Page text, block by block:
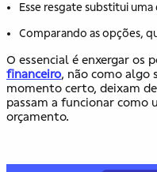
Esse resgate substitui
Comparando as opções,
O essencial é enxergar os
financeiro, não como algo
momento certo, deixam
passam a funcionar como
orçamento.